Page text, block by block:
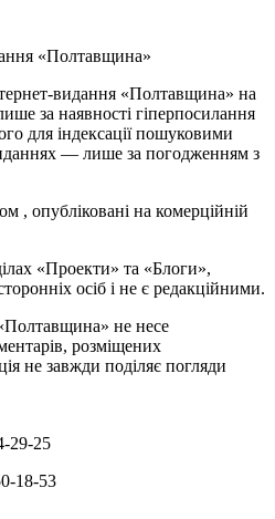
«Полтавщина»
видання «Полтавщина» на
за наявності гіперпосилання
для індексації пошуковими
— лише за погодженням з
, опубліковані на комерційній
«Проекти» та «Блоги»,
осіб і не є редакційними.
не несе
розміщених
не завжди поділяє погляди
29-25
18-53